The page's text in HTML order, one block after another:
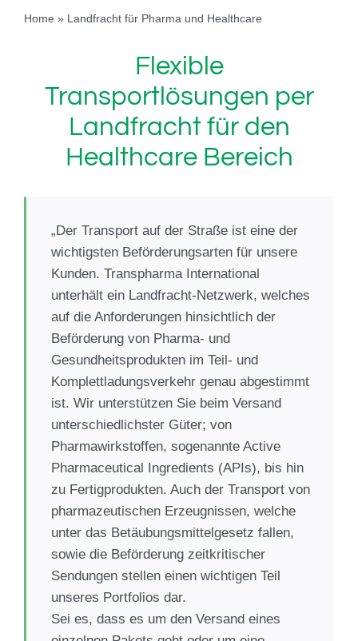
Home » Landfracht für Pharma und Healthcare
Flexible
Transportlösungen per
Landfracht für den
Healthcare Bereich
„Der Transport auf der Straße ist eine der
wichtigsten Beförderungsarten für unsere
Kunden. Transpharma International
unterhält ein Landfracht-Netzwerk, welches
auf die Anforderungen hinsichtlich der
Beförderung von Pharma- und
Gesundheitsprodukten im Teil- und
Komplettladungsverkehr genau abgestimmt
ist. Wir unterstützen Sie beim Versand
unterschiedlichster Güter; von
Pharmawirkstoffen, sogenannte Active
Pharmaceutical Ingredients (APIs), bis hin
zu Fertigprodukten. Auch der Transport von
pharmazeutischen Erzeugnissen, welche
unter das Betäubungsmittelgesetz fallen,
sowie die Beförderung zeitkritischer
Sendungen stellen einen wichtigen Teil
unseres Portfolios dar.
Sei es, dass es um den Versand eines